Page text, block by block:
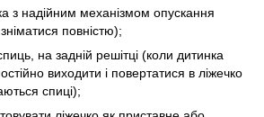
з надійним механізмом опускання
повністю);
на задній решітці (коли дитинка
виходити і повертатися в ліжечко
спиці);